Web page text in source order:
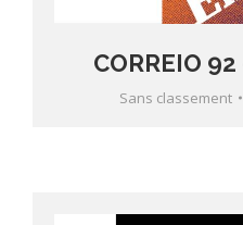
CORREIO
Sans classement